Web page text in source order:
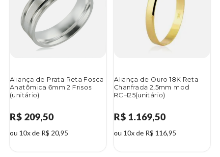
Aliança de Prata Reta Fosca
Anatômica 6mm 2 Frisos
(unitário)
R$ 209,50
ou 10x de R$ 20,95
Aliança de Ouro 18K Reta
Chanfrada 2,5mm mod
RCH25(unitário)
R$ 1.169,50
ou 10x de R$ 116,95